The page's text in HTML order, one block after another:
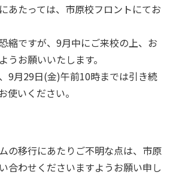
あたっては、市原校フロントにてお
縮ですが、9月中にご来校の上、お
うお願いいたします。
9月29日(金)午前10時までは引き続
使いください。
の移行にあたりご不明な点は、市原
合わせくださいますようお願い申し